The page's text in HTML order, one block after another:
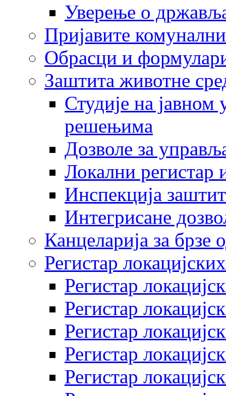
Уверење о
Пријавите
Обрасци и
Заштита животне
Студије на
решењима
Дозволе за
Локални регистар
Инспекција
Интегрисане
Канцеларија за брзе
Регистар
Регистар
Регистар
Регистар
Регистар
Регистар